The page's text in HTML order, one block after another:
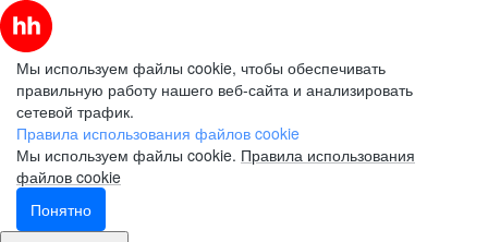
Мы используем файлы cookie, чтобы обеспечивать
правильную работу нашего веб-сайта и анализировать
сетевой трафик.
Правила использования файлов cookie
Мы используем файлы cookie. Правила использования
файлов cookie
Понятно